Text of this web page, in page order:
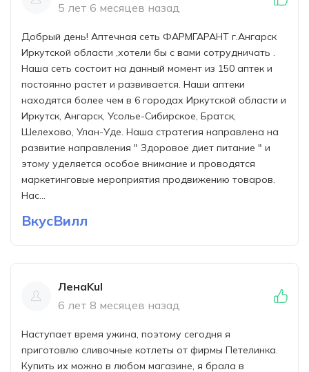
5 лет 6 месяцев назад
Добрый день! Аптечная сеть ФАРМГАРАНТ г.Ангарск
Иркутской области ,хотели бы с вами сотрудничать .
Наша сеть состоит на данный момент из 150 аптек и
постоянно растет и развивается. Наши аптеки
находятся более чем в 6 городах Иркутской области и
Иркутск, Ангарск, Усолье-Сибирское, Братск,
Шелехово, Улан-Уде. Наша стратегия направлена на
развитие направления " Здоровое диет питание " и
этому уделяется особое внимание и проводятся
маркетинговые мероприятия продвижению товаров.
Нас...
ВкусВилл
ЛенаKul
6 лет 8 месяцев назад
Наступает время ужина, поэтому сегодня я
приготовлю сливочные котлеты от фирмы Петелинка.
Купить их можно в любом магазине, я брала в